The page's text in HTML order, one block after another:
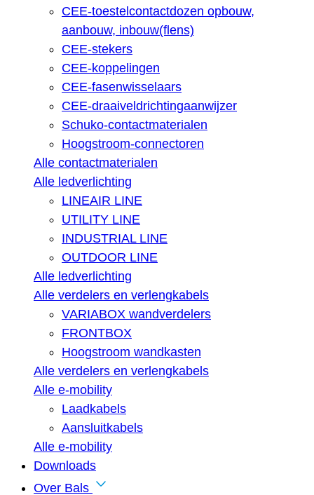
CEE-toestelcontactdozen opbouw,
aanbouw, inbouw(flens)
CEE-stekers
CEE-koppelingen
CEE-fasenwisselaars
CEE-draaiveldrichtingaanwijzer
Schuko-contactmaterialen
Hoogstroom-connectoren
Alle contactmaterialen
Alle ledverlichting
LINEAIR LINE
UTILITY LINE
INDUSTRIAL LINE
OUTDOOR LINE
Alle ledverlichting
Alle verdelers en verlengkabels
VARIABOX wandverdelers
FRONTBOX
Hoogstroom wandkasten
Alle verdelers en verlengkabels
Alle e-mobility
Laadkabels
Aansluitkabels
Alle e-mobility
Downloads
Over Bals